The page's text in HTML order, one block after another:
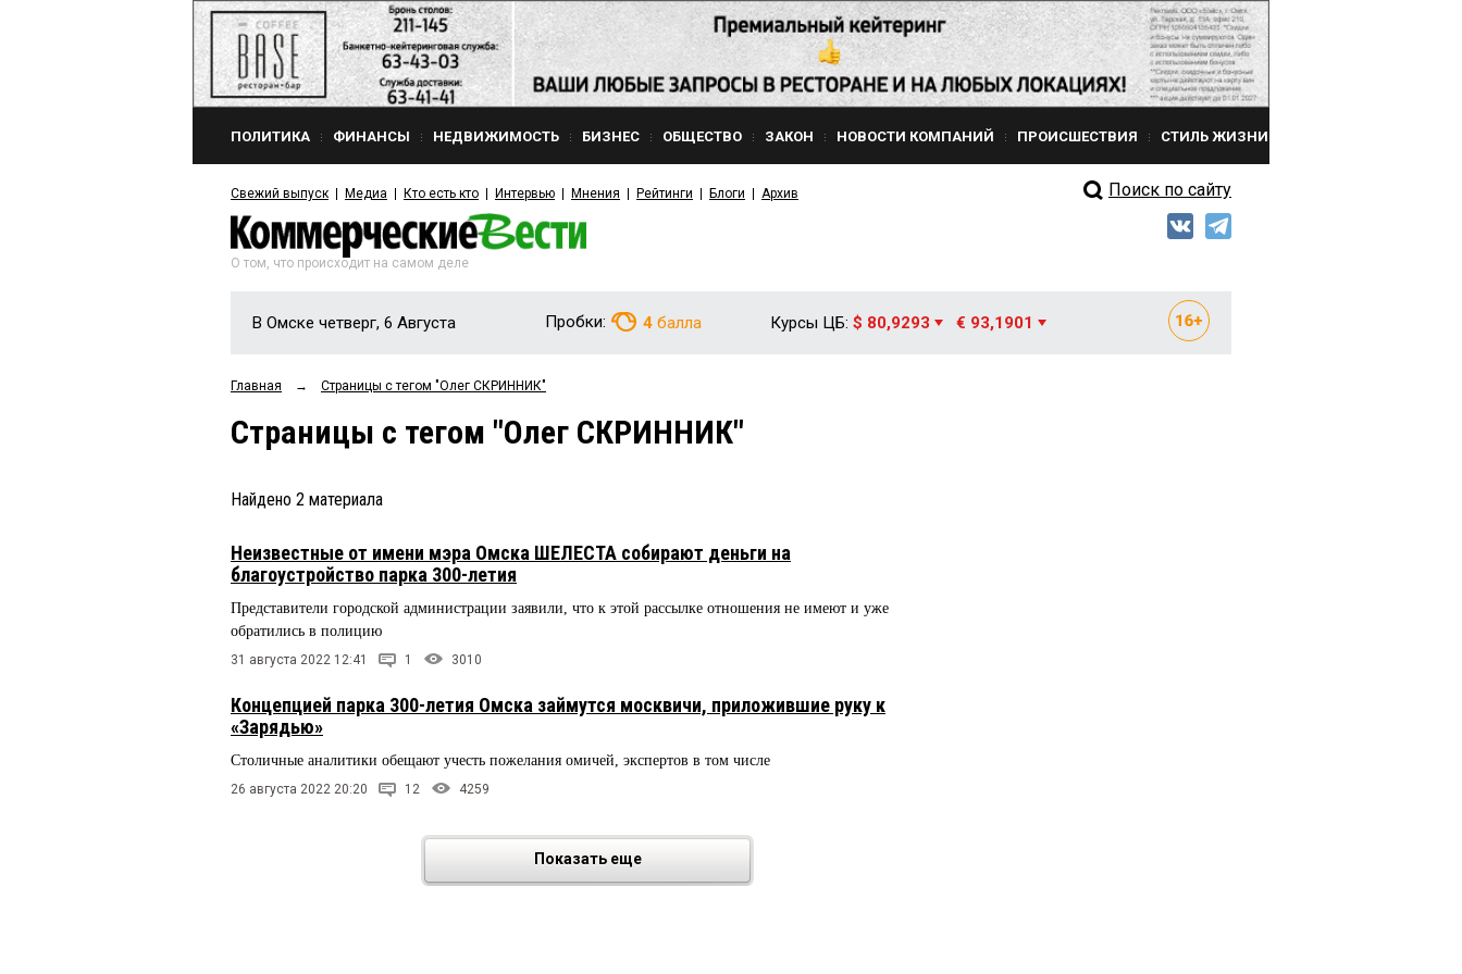
ПОЛИТИКА ФИНАНСЫ НЕДВИЖИМОСТЬ БИЗНЕС ОБЩЕСТВО ЗАКОН НОВОСТИ КОМПАНИЙ ПРОИСШЕСТВИЯ СТИЛЬ ЖИЗНИ
Свежий выпуск Медиа Кто есть кто Интервью Мнения Рейтинги Блоги Архив Поиск по сайту
О том, что происходит на самом деле
В Омске четверг, 6 Августа Пробки: 4 балла Курсы ЦБ: $ 80,9293 € 93,1901
Главная → Страницы c тегом "Олег СКРИННИК"
Страницы c тегом "Олег СКРИННИК"
Найдено 2 материала
Неизвестные от имени мэра Омска ШЕЛЕСТА собирают деньги на
благоустройство парка 300-летия
Представители городской администрации заявили, что к этой рассылке отношения не имеют и уже
обратились в полицию
31 августа 2022 12:41 1 3010
Концепцией парка 300-летия Омска займутся москвичи, приложившие руку к
«Зарядью»
Столичные аналитики обещают учесть пожелания омичей, экспертов в том числе
26 августа 2022 20:20 12 4259
Показать еще